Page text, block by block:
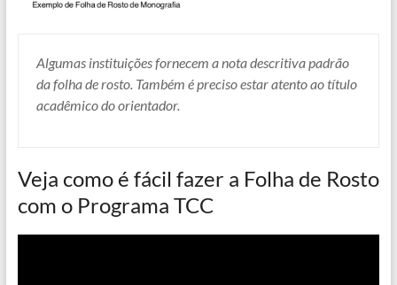
Algumas instituições fornecem a nota descritiva padrão
da folha de rosto. Também é preciso estar atento ao título
acadêmico do orientador.
Veja como é fácil fazer a Folha de Rosto
com o Programa TCC